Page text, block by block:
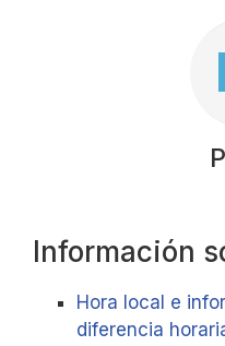
Información
Hora local e
diferencia